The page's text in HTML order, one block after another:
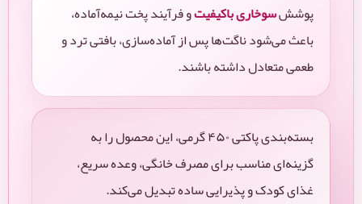
پوششسوخاری باکیفیتو فرآیند پخت نیمه‌آماده،
باعث می‌شود ناگت‌ها پس از آماده‌سازی، بافتی ترد و
طعمی متعادل داشته باشند.
بسته‌بندی پاکتی ۴۵۰ گرمی، این محصول را به
گزینه‌ای مناسب برای مصرف خانگی، وعده سریع،
غذای کودک و پذیرایی ساده تبدیل می‌کند.